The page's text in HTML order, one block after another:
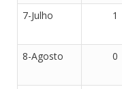
7-Julho 1
8-Agosto 0